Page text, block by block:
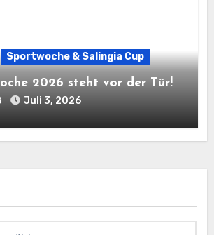
Sportwoche & Salingia Cup
2026 steht vor der Tür!
Juli 3, 2026